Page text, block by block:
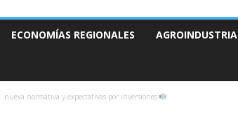
ECONOMÍAS REGIONALES AGROINDUSTRIA
nueva normativa y expectativas por inversiones